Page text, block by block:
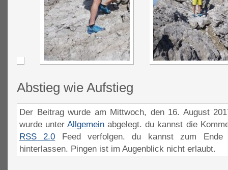
Abstieg wie Aufstieg
Der Beitrag wurde am Mittwoch, den 16. August
wurde unterAllgemein abgelegt. du kannst die
RSS 2.0 Feed verfolgen. du kannst zum Ende
hinterlassen. Pingen ist im Augenblick nicht erlaubt.